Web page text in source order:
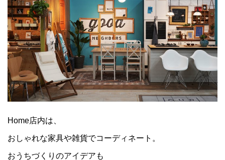
Home店内は、
おしゃれな家具や雑貨でコーディネート。
おうちづくりのアイデアも